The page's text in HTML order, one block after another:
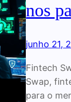
nos
junho 21,
Fintech
Swap,
para o